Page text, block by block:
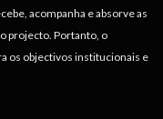
acompanha e absorve as
projecto. Portanto, o
os objectivos institucionais e